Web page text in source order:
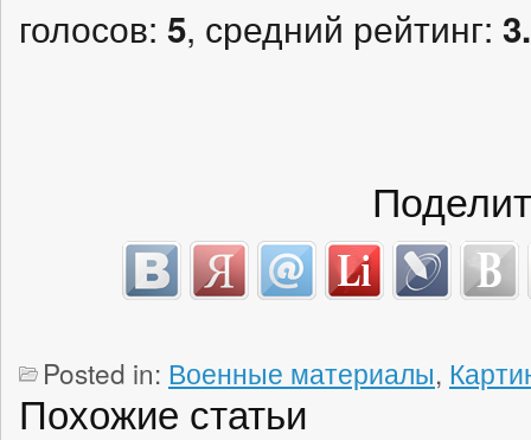
голосов: 5, средний рейтинг:
Posted in: Военные материалы,
Похожие статьи